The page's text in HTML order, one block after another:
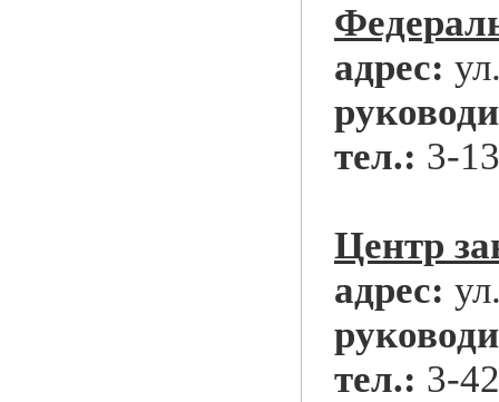
адрес:
тел.: 3-
Центр
адрес:
тел.: 3-